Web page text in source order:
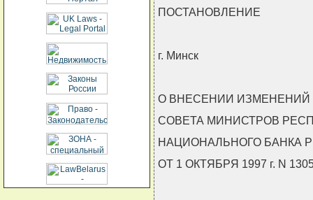
ПОСТАНОВЛЕНИЕ
г. Минск
О ВНЕСЕНИИ ИЗМЕНЕНИЙ
СОВЕТА МИНИСТРОВ
НАЦИОНАЛЬНОГО БАНКА
ОТ 1 ОКТЯБРЯ 1997 г. N